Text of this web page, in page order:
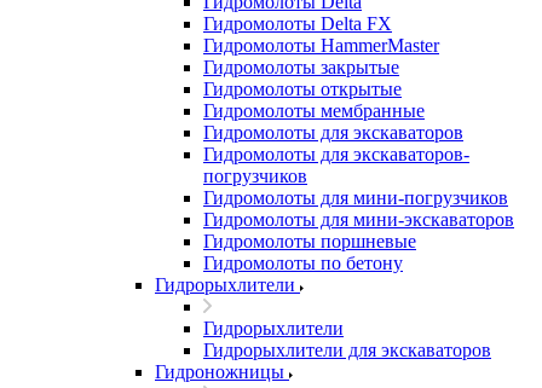
Гидромолоты Delta FX
Гидромолоты HammerMaster
Гидромолоты закрытые
Гидромолоты открытые
Гидромолоты мембранные
Гидромолоты для экскаваторов
Гидромолоты для экскаваторов-
погрузчиков
Гидромолоты для мини-погрузчиков
Гидромолоты для мини-экскаваторов
Гидромолоты поршневые
Гидромолоты по бетону
Гидрорыхлители
Гидрорыхлители
Гидрорыхлители для экскаваторов
Гидроножницы